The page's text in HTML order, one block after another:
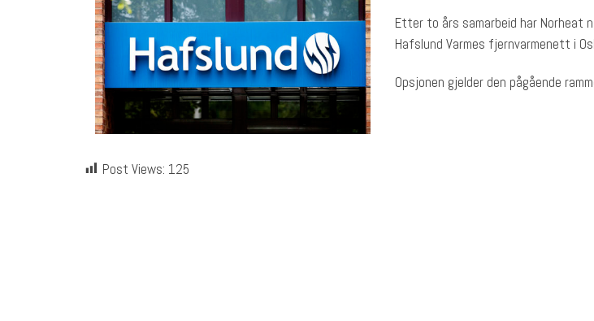
Etter to års samarbeid har Norheat
Hafslund Varmes fjernvarmenett i
Opsjonen gjelder den pågående
Post Views: 125